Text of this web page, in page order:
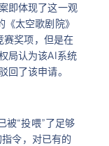
即体现了这一观
太空歌剧院》
赛奖项，但是在
局认为该AI系统
回了该申请。
被“投喂”了足够
令，对已有的